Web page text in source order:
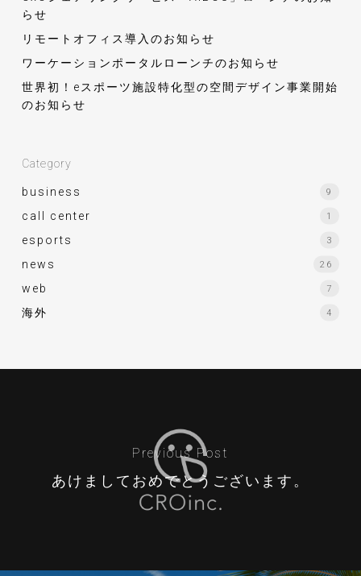
らせ
リモートオフィス導入のお知らせ
ワーケーションポータルローンチのお知らせ
世界初！eスポーツ施設特化型の空間デザイン事業開始
のお知らせ
Category
business 9
call center 1
esports 3
news 26
web 7
海外 4
Previous Post
あけましておめでとうございます。